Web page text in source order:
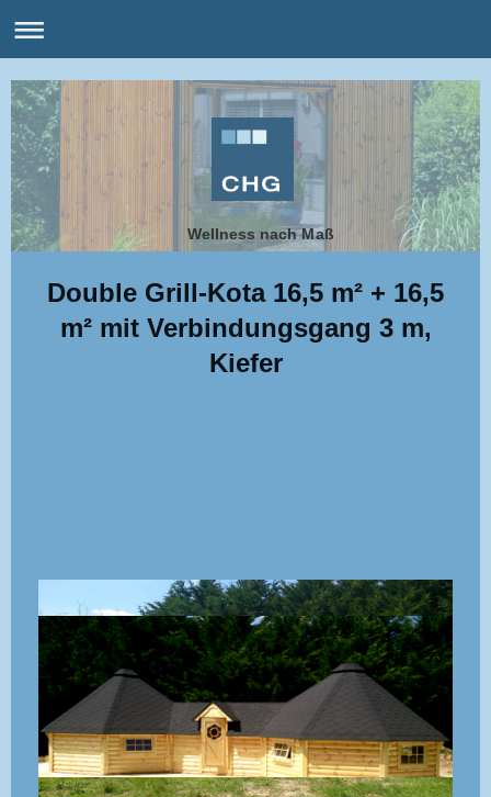
Wellness nach Maß
Double Grill-Kota 16,5 m² + 16,5
m² mit Verbindungsgang 3 m,
Kiefer